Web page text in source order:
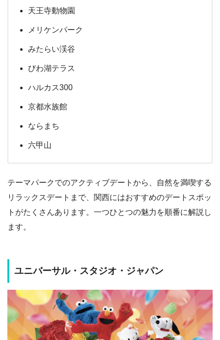
天王寺動物園
メリケンパーク
みたらい渓谷
びわ湖テラス
ハルカス300
京都水族館
ならまち
六甲山
テーマパークでのアクティブデートから、自然を満喫する
リラックスデートまで、関西にはおすすめのデートスポッ
トがたくさんあります。一つひとつの魅力を順番に解説し
ます。
ユニバーサル・スタジオ・ジャパン